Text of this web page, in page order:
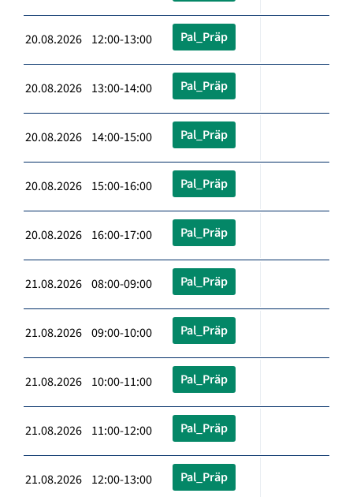
20.08.2026 12:00-13:00 Pal_Präp
20.08.2026 13:00-14:00 Pal_Präp
20.08.2026 14:00-15:00 Pal_Präp
20.08.2026 15:00-16:00 Pal_Präp
20.08.2026 16:00-17:00 Pal_Präp
21.08.2026 08:00-09:00 Pal_Präp
21.08.2026 09:00-10:00 Pal_Präp
21.08.2026 10:00-11:00 Pal_Präp
21.08.2026 11:00-12:00 Pal_Präp
21.08.2026 12:00-13:00 Pal_Präp